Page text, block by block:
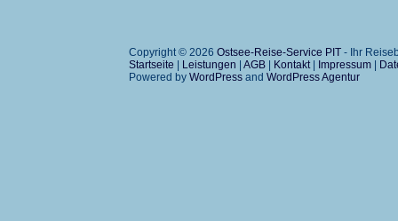
Copyright © 2026 Ostsee-Reise-Service PIT - Ihr
Startseite
Leistungen AGB Kontakt| Impressum
Powered by WordPress and WordPress Agentur